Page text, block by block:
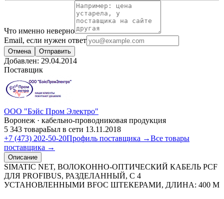
Что именно неверно
Email, если нужен ответ
Отмена Отправить
Добавлен: 29.04.2014
Поставщик
ООО "Бэйс Пром Электро"
Воронеж · кабельно-проводниковая продукция
5 343 товараБыл в сети 13.11.2018
+7 (473) 202-50-20Профиль поставщика →Все товары
поставщика →
Описание
SIMATIC NET, ВОЛОКОННО-ОПТИЧЕСКИЙ КАБЕЛЬ PCF
ДЛЯ PROFIBUS, РАЗДЕЛАННЫЙ, С 4
УСТАНОВЛЕННЫМИ BFOC ШТЕКЕРАМИ, ДЛИНА: 400 M